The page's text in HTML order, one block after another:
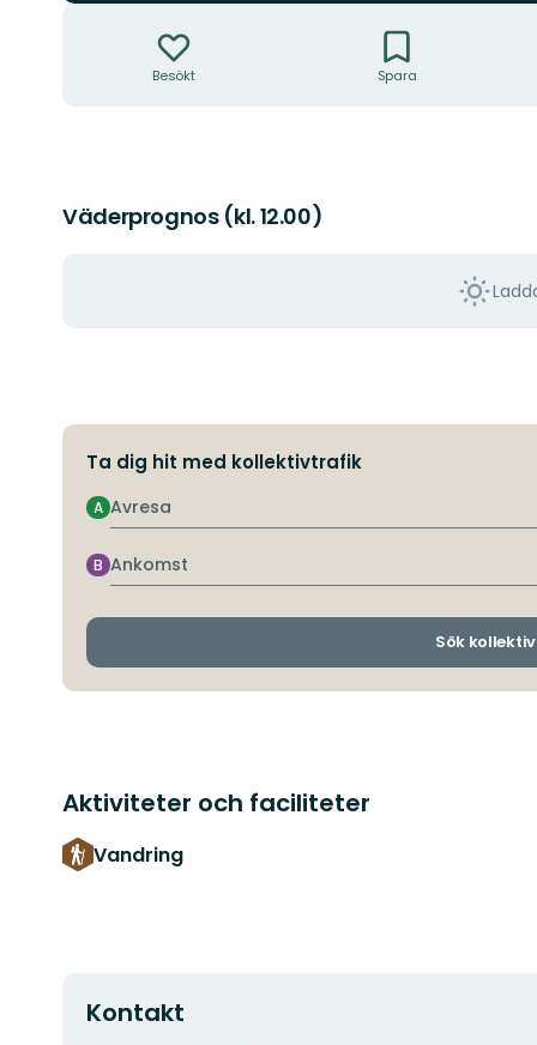
Besökt Spara
Väderprognos (kl. 12.00)
Ta dig hit med kollektivtrafik
Avresa
A
Ankomst
B
Sök
Aktiviteter och faciliteter
Vandring
Kontakt